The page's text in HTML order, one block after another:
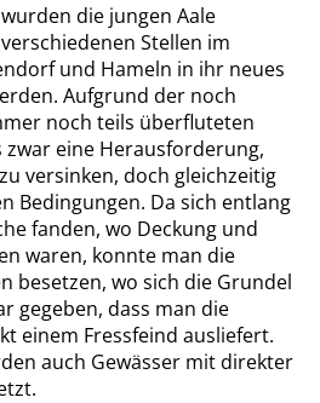
die jungen Aale
Stellen im
und Hameln in ihr neues
Aufgrund der noch
noch teils überfluteten
eine Herausforderung,
versinken, doch gleichzeitig
Bedingungen. Da sich entlang
fanden, wo Deckung und
waren, konnte man die
besetzen, wo sich die Grundel
gegeben, dass man die
einem Fressfeind ausliefert.
auch Gewässer mit direkter